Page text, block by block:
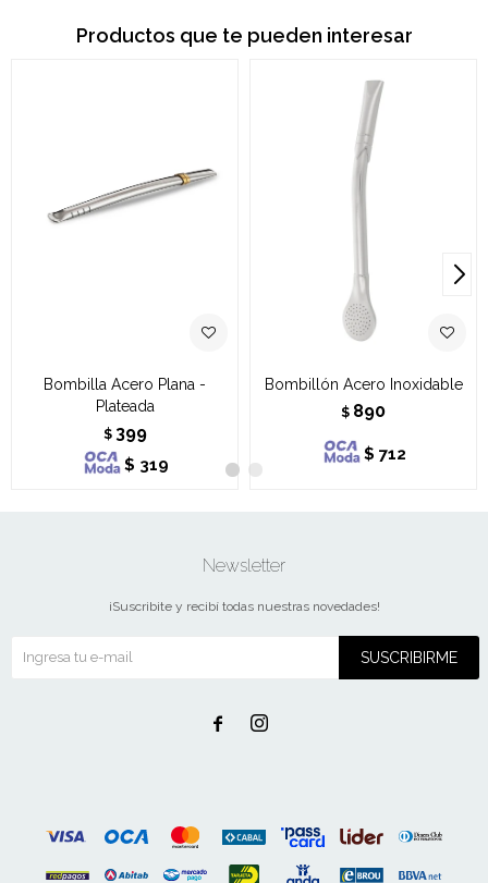
Productos que te pueden interesar
Bombilla Acero Plana -
Plateada
$ 399
$ 319
Bombillón Acero Inoxidable
$ 890
$ 712
Newsletter
¡Suscribite y recibí todas nuestras novedades!
SUSCRIBIRME
 